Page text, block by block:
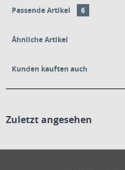
Passende Artikel 6
Ähnliche Artikel
Kunden kauften auch
Zuletzt angesehen